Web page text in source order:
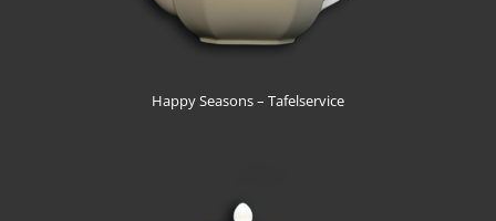
Happy Seasons – Tafelservice